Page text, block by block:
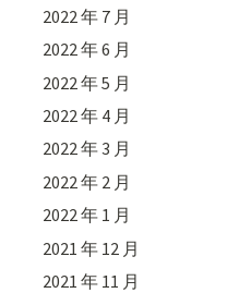
2022 年 7 月
2022 年 6 月
2022 年 5 月
2022 年 4 月
2022 年 3 月
2022 年 2 月
2022 年 1 月
2021 年 12 月
2021 年 11 月